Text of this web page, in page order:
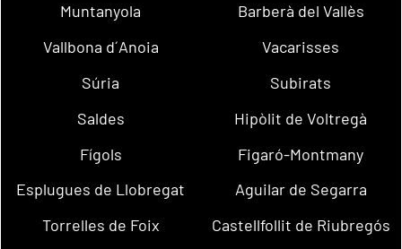
Muntanyola
Barberà del Vallès
Vallbona d´Anoia
Vacarisses
Súria
Subirats
Saldes
Hipòlit de Voltregà
Fígols
Figaró-Montmany
Esplugues de Llobregat
Aguilar de Segarra
Torrelles de Foix
Castellfollit de Riubregós